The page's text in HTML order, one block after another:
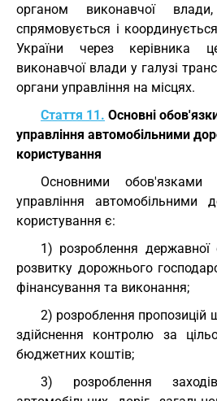
органом виконавчої
спрямовується і
України через керівника
виконавчої влади у галузі
органи управління на місцях.
Стаття 11. Основні
управління автомобільними
користування
Основними обов'язками
управління автомобільними
користування є:
1) розроблення державної
розвитку дорожнього
фінансування та виконання;
2) розроблення пропозицій
здійснення контролю за
бюджетних коштів;
3) розроблення